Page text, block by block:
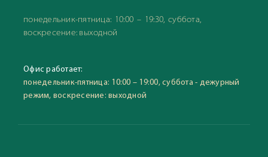
понедельник-пятница: 10:00 – 19:30, суббота,
воскресение: выходной
Офис работает:
понедельник-пятница: 10:00 – 19:00, суббота - дежурный
режим, воскресение: выходной